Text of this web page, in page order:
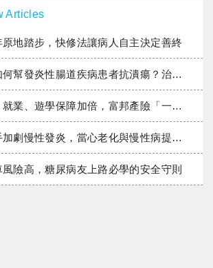
Articles
地踏步，快修法讓病人自主決定善終
性腸道疾病患者抗潰瘍？治療進展與健保給付困境一次看
保障加倍，富邦產險「一期逐夢」專案加碼遠距醫療與緊急救援
劇慢性發炎，當心老化與慢性病提早報到
險高，糖尿病友上路必學的安全守則